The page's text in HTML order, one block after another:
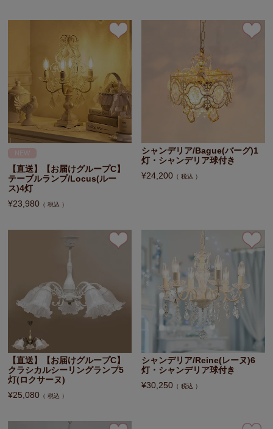
【直送】【お届けグループC】
テーブルランプ/Locus(ルー
ス)4灯
¥23,980 税込
シャンデリア/Bague(バーグ)1
灯・シャンデリア球付き
¥24,200 税込
【直送】【お届けグループC】
クラシカルシーリングランプ5
灯(ロクサーヌ)
¥25,080 税込
シャンデリア/Reine(レーヌ)6
灯・シャンデリア球付き
¥30,250 税込